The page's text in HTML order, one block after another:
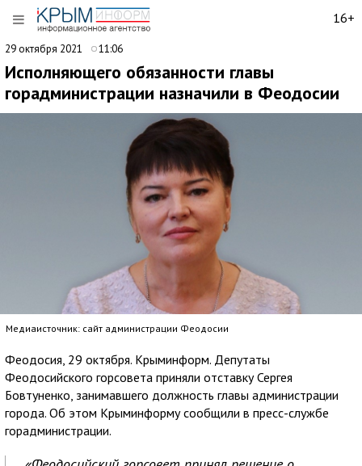
16+
29 октября 2021 11:06
Исполняющего обязанности главы
горадминистрации назначили в Феодосии
Медиаисточник: сайт администрации Феодосии
Феодосия, 29 октября. Крыминформ. Депутаты
Феодосийского горсовета приняли отставку Сергея
Бовтуненко, занимавшего должность главы администрации
города. Об этом Крыминформу сообщили в пресс-службе
горадминистрации.